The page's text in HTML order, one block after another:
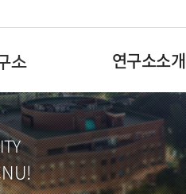
소 연구소소개
인사말
설립목적
연구활동분야